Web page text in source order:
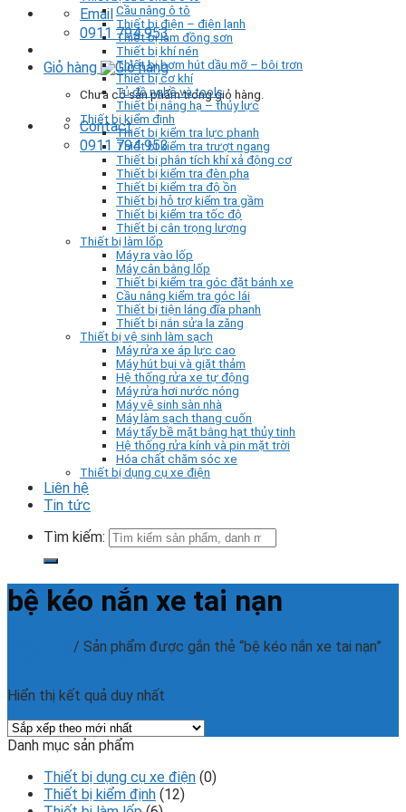
Email
0911 794 953
Giỏ hàng
Chưa có sản phẩm trong giỏ hàng.
Contact
0911 794 953
Cầu nâng ô tô
Thiết bị điện – điện lạnh
Thiết bị làm đồng sơn
Thiết bị khí nén
Thiết bị bơm hút dầu mỡ – bôi trơn
Thiết bị cơ khí
Tủ đồ nghề và tools
Thiết bị nâng hạ – thủy lực
Thiết bị kiểm định
Thiết bị kiểm tra lực phanh
Thiết bị kiểm tra trượt ngang
Thiết bị phân tích khí xả động cơ
Thiết bị kiểm tra đèn pha
Thiết bị kiểm tra độ ồn
Thiết bị hỗ trợ kiểm tra gầm
Thiết bị kiểm tra tốc độ
Thiết bị cân trọng lượng
Thiết bị làm lốp
Máy ra vào lốp
Máy cân bằng lốp
Thiết bị kiểm tra góc đặt bánh xe
Cầu nâng kiểm tra góc lái
Thiết bị tiện láng đĩa phanh
Thiết bị nắn sửa la zăng
Thiết bị vệ sinh làm sạch
Máy rửa xe áp lực cao
Máy hút bụi và giặt thảm
Hệ thống rửa xe tự động
Máy rửa hơi nước nóng
Máy vệ sinh sàn nhà
Máy làm sạch thang cuốn
Máy tẩy bề mặt bằng hạt thủy tinh
Hệ thống rửa kính và pin mặt trời
Hóa chất chăm sóc xe
Thiết bị dụng cụ xe điện
Liên hệ
Tin tức
Tìm kiếm:
bệ kéo nắn xe tai nạn
/ Sản phẩm được gắn thẻ “bệ kéo nắn xe tai nạn”
Hiển thị kết quả duy nhất
Danh mục sản phẩm
Thiết bị dụng cụ xe điện (0)
Thiết bị kiểm định (12)